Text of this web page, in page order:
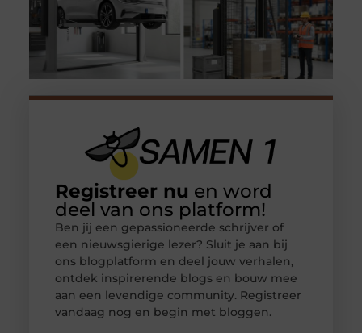
Registreer nu en word
deel van ons platform!
Ben jij een gepassioneerde schrijver of
een nieuwsgierige lezer? Sluit je aan bij
ons blogplatform en deel jouw verhalen,
ontdek inspirerende blogs en bouw mee
aan een levendige community. Registreer
vandaag nog en begin met bloggen.